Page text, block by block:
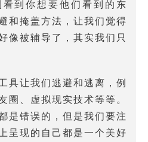
到你想要他们看到的东
和掩盖方法，让我们觉得
像被辅导了，其实我们只
具让我们逃避和逃离，例
圈、虚拟现实技术等等。
是错误的，但是我们要注
呈现的自己都是一个美好